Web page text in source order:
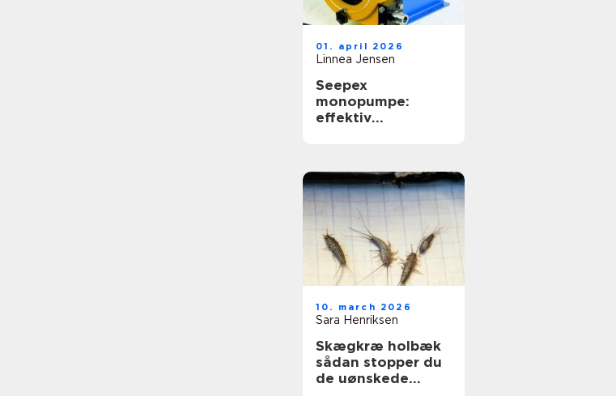
01. april 2026
Linnea Jensen
Seepex
monopumpe:
effektiv
10. march 2026
Sara Henriksen
Skægkræ holbæk
sådan stopper du
de uønskede